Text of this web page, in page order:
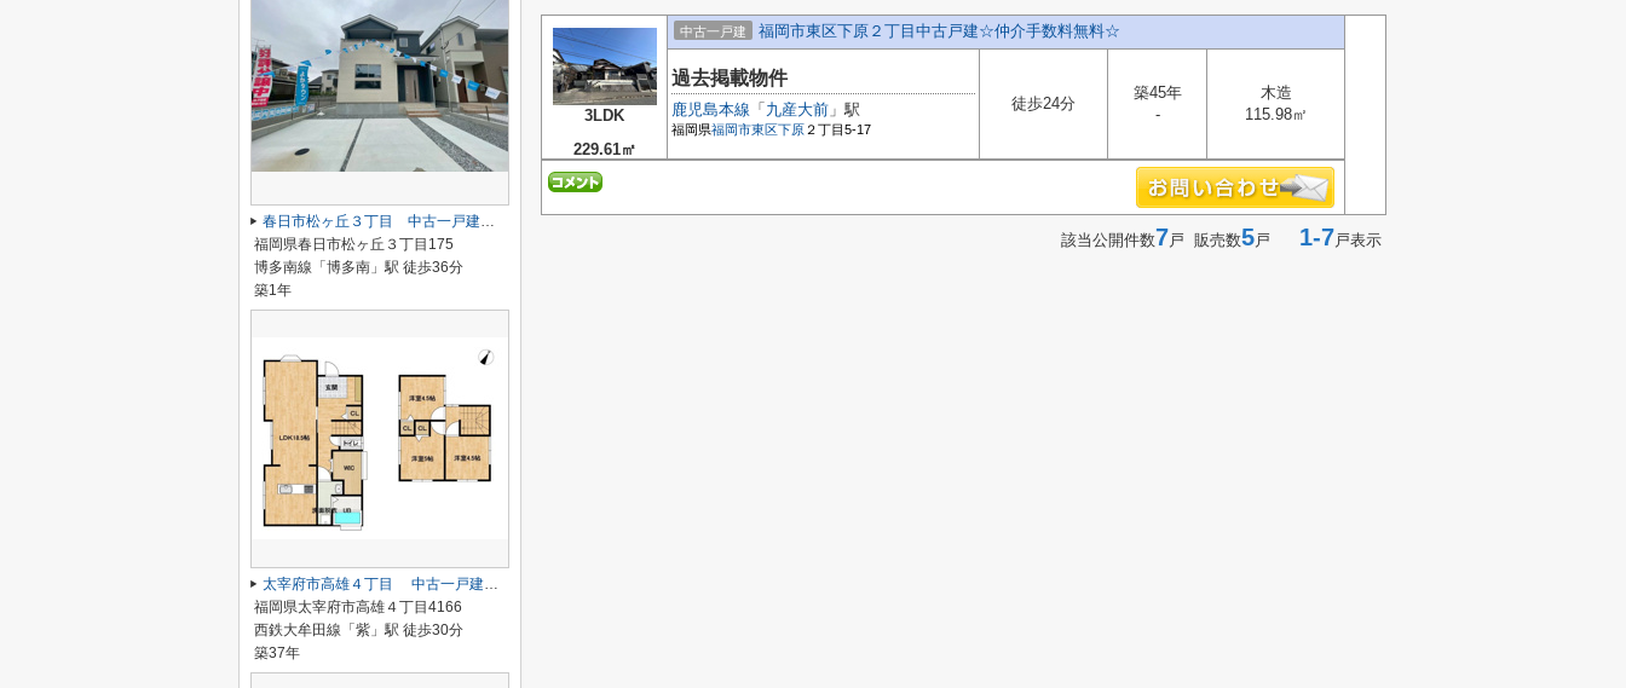
3LDK
229.61㎡
中古一戸建 福岡市東区下原２丁目中古戸建☆仲介手数料無料☆
過去掲載物件
鹿児島本線 「 九産大前 」駅
福岡県福岡市東区下原 ２丁目5-17
徒歩24分
築45年
-
木造
115.98㎡
該当公開件数7戸 販売数5戸 1-7戸表示
春日市松ヶ丘３丁目 中古一戸建☆仲介手数料無料☆
福岡県春日市松ヶ丘３丁目175
博多南線「博多南」駅 徒歩36分
築1年
太宰府市高雄４丁目 中古一戸建☆仲介手数料無料☆
福岡県太宰府市高雄４丁目4166
西鉄大牟田線「紫」駅 徒歩30分
築37年